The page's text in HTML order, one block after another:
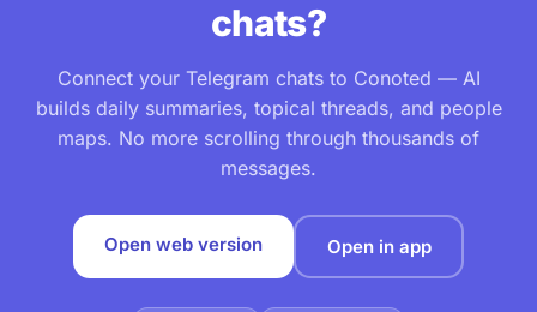
chats?
Connect your Telegram chats to Conoted — AI
builds daily summaries, topical threads, and people
maps. No more scrolling through thousands of
messages.
Open web version Open in app